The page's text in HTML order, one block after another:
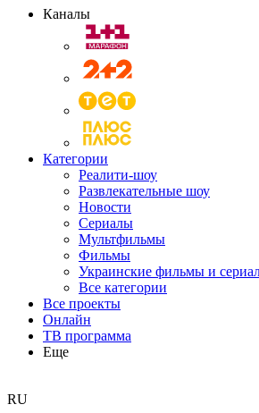
Каналы
Категории
Реалити-шоу
Развлекательные шоу
Новости
Сериалы
Мультфильмы
Фильмы
Украинские фильмы и
Все категории
Все проекты
Онлайн
ТВ программа
Еще
RU